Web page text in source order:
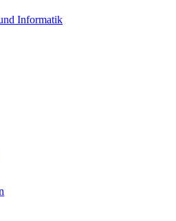
Informatik